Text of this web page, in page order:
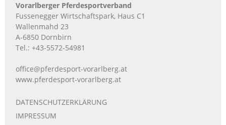
Vorarlberger Pferdesportverband
Fussenegger Wirtschaftspark, Haus C1
Wallenmahd 23
A-6850 Dornbirn
Tel.: +43-5572-54981
office@pferdesport-vorarlberg.at
www.pferdesport-vorarlberg.at
DATENSCHUTZERKLÄRUNG
IMPRESSUM